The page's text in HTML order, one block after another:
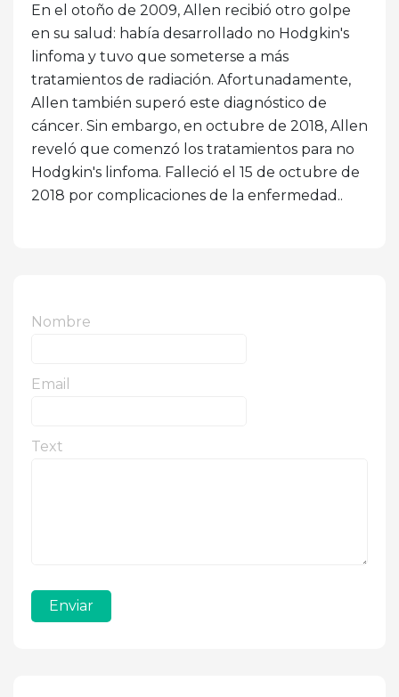
En el otoño de 2009, Allen recibió otro golpe
en su salud: había desarrollado no Hodgkin's
linfoma y tuvo que someterse a más
tratamientos de radiación. Afortunadamente,
Allen también superó este diagnóstico de
cáncer. Sin embargo, en octubre de 2018, Allen
reveló que comenzó los tratamientos para no
Hodgkin's linfoma. Falleció el 15 de octubre de
2018 por complicaciones de la enfermedad..
Nombre
Email
Text
Enviar